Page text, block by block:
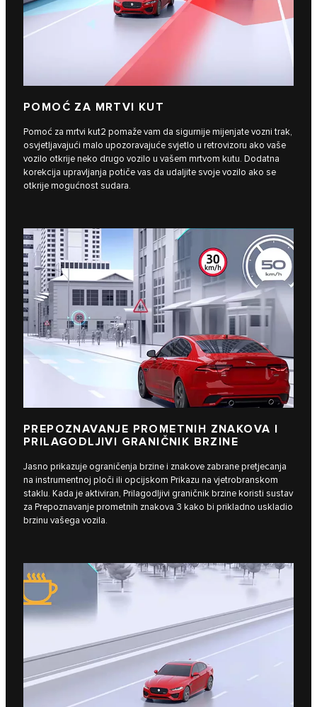
POMOĆ ZA MRTVI KUT
Pomoć za mrtvi kut2 pomaže vam da sigurnije mijenjate vozni trak,
osvjetljavajući malo upozoravajuće svjetlo u retrovizoru ako vaše
vozilo otkrije neko drugo vozilo u vašem mrtvom kutu. Dodatna
korekcija upravljanja potiče vas da udaljite svoje vozilo ako se
otkrije mogućnost sudara.
PREPOZNAVANJE PROMETNIH ZNAKOVA I
PRILAGODLJIVI GRANIČNIK BRZINE
Jasno prikazuje ograničenja brzine i znakove zabrane pretjecanja
na instrumentnoj ploči ili opcijskom Prikazu na vjetrobranskom
staklu. Kada je aktiviran, Prilagodljivi graničnik brzine koristi sustav
za Prepoznavanje prometnih znakova 3 kako bi prikladno uskladio
brzinu vašega vozila.